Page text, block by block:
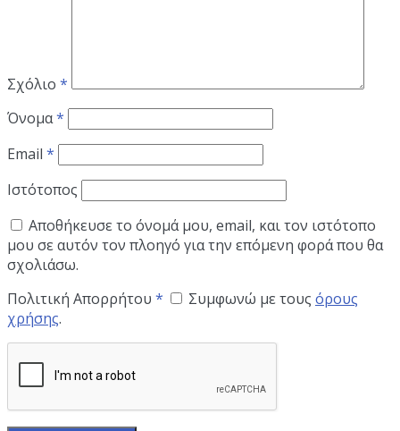
Σχόλιο *
Όνομα*
Email *
Ιστότοπος
Αποθήκευσε το όνομά μου, email, και τον ιστότοπο
μου σε αυτόν τον πλοηγό για την επόμενη φορά που θα
σχολιάσω.
Πολιτική Απορρήτου * Συμφωνώ με τους όρους
χρήσης.